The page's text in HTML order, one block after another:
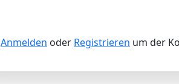
Anmelden oder Registrieren um der